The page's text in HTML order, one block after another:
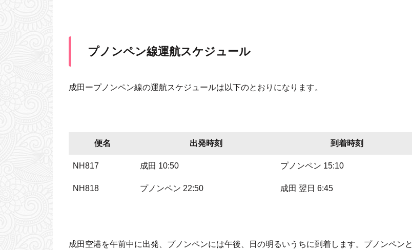
プノンペン線運航スケジュール
成田ープノンペン線の運航スケジュールは以下のとおりになります。
便名 出発時刻 到着時刻
NH817 成田 10:50 プノンペン 15:10
NH818 プノンペン 22:50 成田 翌日 6:45
成田空港を午前中に出発、プノンペンには午後、日の明るいうちに到着します。プノンペンと